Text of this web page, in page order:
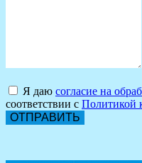
Я даю согласие на
соответствии с Политикой
ОТПРАВИТЬ